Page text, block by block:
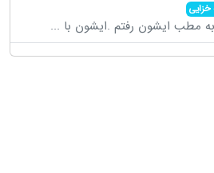
مطب ایشون رفتم .ایشون با ...